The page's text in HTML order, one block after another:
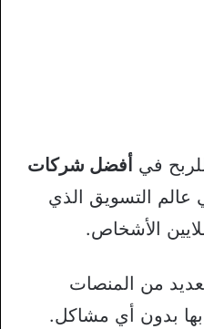
في أفضل شركات
عالم التسويق الذي
الأشخاص.
من المنصات
بها بدون أي مشاكل.